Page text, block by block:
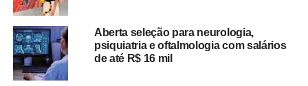
Aberta seleção para neurologia,
psiquiatria e oftalmologia com salários
de até R$ 16 mil